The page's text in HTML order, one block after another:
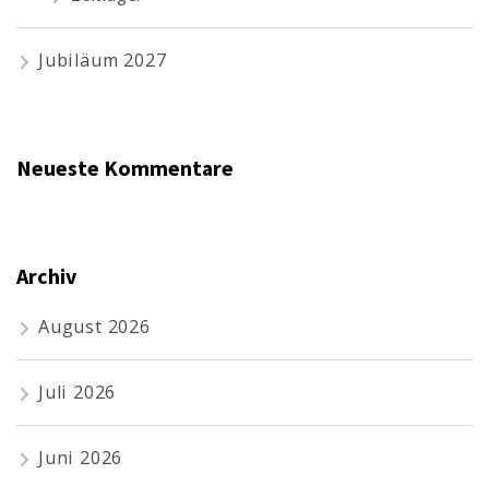
Jubiläum 2027
Neueste Kommentare
Archiv
August 2026
Juli 2026
Juni 2026